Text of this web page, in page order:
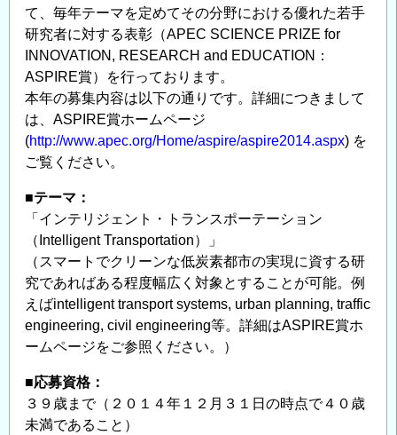
の
お
知
ら
せ
の
て、毎年テーマを定めてその分野における優れた若手
研究者に対する表彰（APEC SCIENCE PRIZE for
INNOVATION, RESEARCH and EDUCATION：
ASPIRE賞）を行っております。
本年の募集内容は以下の通りです。詳細につきまして
は、ASPIRE賞ホームページ
(http://www.apec.org/Home/aspire/aspire2014.aspx) を
ご覧ください。
■テーマ：
「インテリジェント・トランスポーテーション
（Intelligent Transportation）」
（スマートでクリーンな低炭素都市の実現に資する研
究であればある程度幅広く対象とすることが可能。例
えばintelligent transport systems, urban planning, traffic
engineering, civil engineering等。詳細はASPIRE賞ホ
ームページをご参照ください。）
■応募資格：
３９歳まで（２０１４年１２月３１日の時点で４０歳
未満であること）